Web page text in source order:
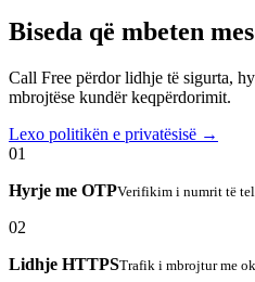
Biseda që mbeten
Call Free përdor lidhje të sigurta,
mbrojtëse kundër keqpërdorimit.
Lexo politikën e privatësisë →
01
Hyrje me OTPVerifikim i numrit të
02
Lidhje HTTPSTrafik i mbrojtur me